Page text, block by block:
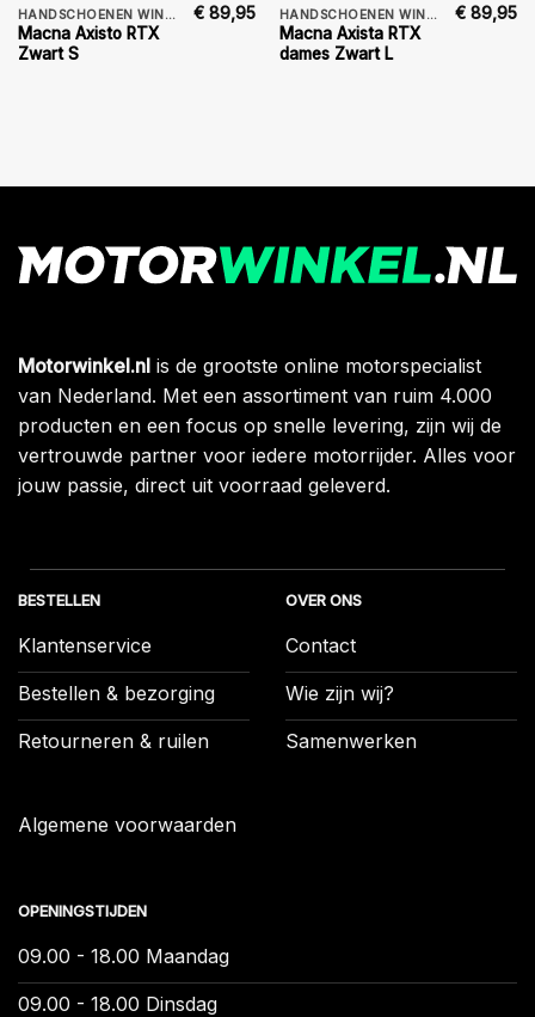
HANDSCHOENEN WINTER
Macna Axisto RTX
Zwart S
€ 89,95 HANDSCHOENEN WINTER DAMES
Macna Axista RTX
dames Zwart L
€ 89,95
Motorwinkel.nl is de grootste online motorspecialist
van Nederland. Met een assortiment van ruim 4.000
producten en een focus op snelle levering, zijn wij de
vertrouwde partner voor iedere motorrijder. Alles voor
jouw passie, direct uit voorraad geleverd.
BESTELLEN
Klantenservice
Bestellen & bezorging
Retourneren & ruilen
Algemene voorwaarden
OVER ONS
Contact
Wie zijn wij?
Samenwerken
OPENINGSTIJDEN
09.00 - 18.00 Maandag
09.00 - 18.00 Dinsdag